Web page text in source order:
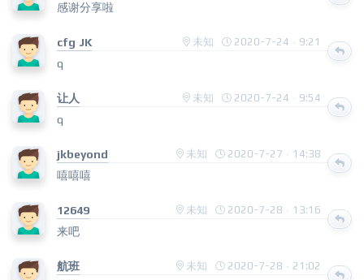
感谢分享啦
cfg JK 未知 2020-7-24 · 9:21
q
让人 未知 2020-7-24 · 9:54
q
jkbeyond 未知 2020-7-27 · 14:38
嘻嘻嘻
12649 未知 2020-7-28 · 13:16
来吧
航班 未知 2020-7-28 · 21:02